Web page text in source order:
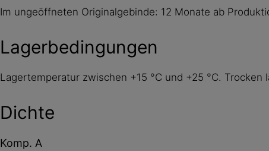
Im ungeöffneten Originalgebinde: 12 Monate ab
Lagerbedingungen
Lagertemperatur zwischen +15 °C und +25 °C.
Dichte
Komp. A